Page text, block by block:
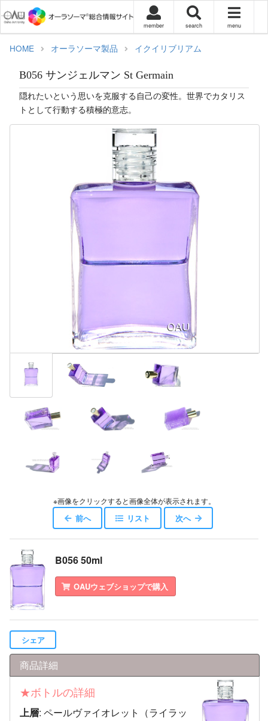
member search menu
HOME オーラソーマ製品 イクイリブリアム
B056 サンジェルマン St Germain
隠れたいという思いを克服する自己の変性。世界でカタリス
トとして行動する積極的意志。
※画像をクリックすると画像全体が表示されます。
前へ リスト 次へ
B056 50ml
OAUウェブショップで購入
シェア
商品詳細
★ボトルの詳細
上層: ペールヴァイオレット（ライラッ